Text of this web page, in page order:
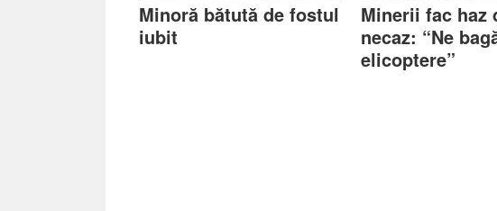
Minoră bătută de fostul
iubit
Minerii fac haz
necaz: “Ne
elicoptere”